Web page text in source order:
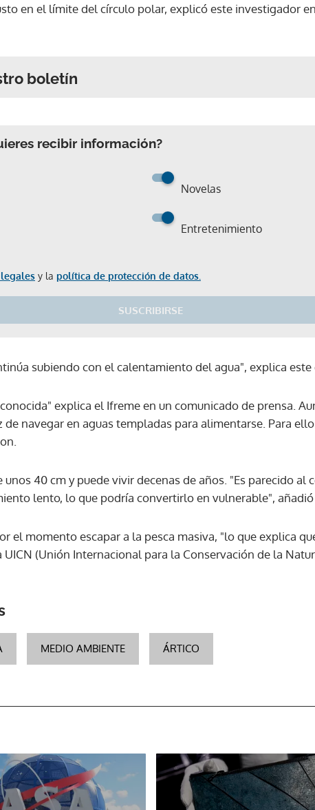
en el límite del círculo polar, explicó este investigador
boletín
recibir información?
Novelas
Entretenimiento
y la política de protección de datos.
SUSCRIBIRSE
Gracias por suscribirte a nuestro boletín.
ACEPTAR
subiendo con el calentamiento del agua", explica este
explica el Ifreme en un comunicado de prensa.
de navegar en aguas templadas para alimentarse. Para
40 cm y puede vivir decenas de años. "Es parecido al
lento, lo que podría convertirlo en vulnerable", añadió
el momento escapar a la pesca masiva, "lo que explica
UICN (Unión Internacional para la Conservación de la
MEDIO AMBIENTE ÁRTICO